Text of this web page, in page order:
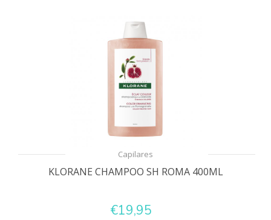
Capilares
KLORANE CHAMPOO SH ROMA 400ML
€19,95